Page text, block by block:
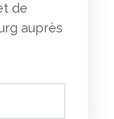
de
auprès